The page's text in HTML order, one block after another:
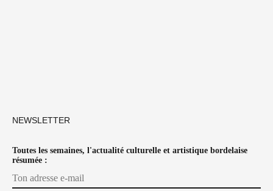
NEWSLETTER
Toutes les semaines, l'actualité culturelle et artistique bordelaise
résumée :